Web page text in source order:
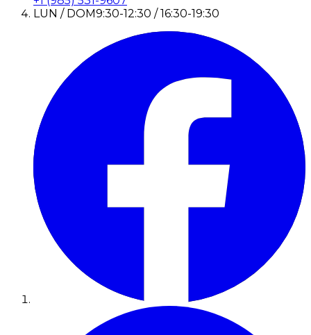
LUN / DOM9:30-12:30 / 16:30-19:30